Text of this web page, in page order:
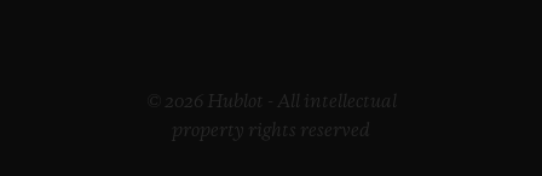
© 2026 Hublot - All intellectual
property rights reserved